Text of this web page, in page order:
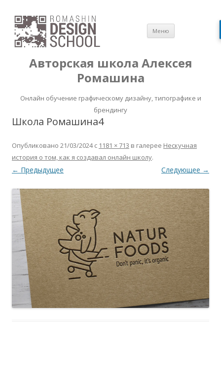
Авторская школа Алексея
Ромашина
Онлайн обучение графическому дизайну, типографике и
брендингу
Меню
содержимому
Школа Ромашина4
Опубликовано 21/03/2024с 1181 × 713 в галерее Нескучная
история о том, как я создавал онлайн школу.
← Предыдущее Следующее →